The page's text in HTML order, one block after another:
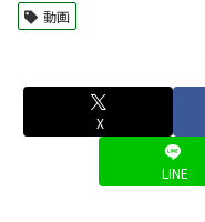
動画
X
LINE